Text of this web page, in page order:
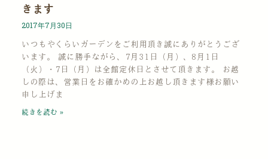
きます
2017年7月30日
いつもやくらいガーデンをご利用頂き誠にありがとうござ
います。 誠に勝手ながら、7月31日（月）、8月1日
（火）・7日（月）は全館定休日とさせて頂きます。 お越
しの際は、営業日をお確かめの上お越し頂きます様お願い
申し上げま
続きを読む »